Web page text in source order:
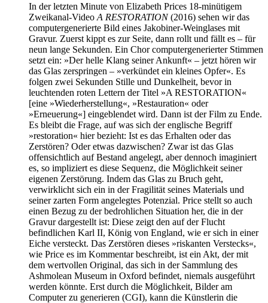
In der letzten Minute von Elizabeth Prices 18-minütigem
Zweikanal-Video A RESTORATION(2016) sehen wir das
computergenerierte Bild eines Jakobiner-Weinglases mit
Gravur. Zuerst kippt es zur Seite, dann rollt und fällt es – für
neun lange Sekunden. Ein Chor computergenerierter Stimmen
setzt ein: »Der helle Klang seiner Ankunft« – jetzt hören wir
das Glas zerspringen – »verkündet ein kleines Opfer«. Es
folgen zwei Sekunden Stille und Dunkelheit, bevor in
leuchtenden roten Lettern der Titel »A RESTORATION«
[eine »Wiederherstellung«, »Restauration« oder
»Erneuerung«] eingeblendet wird. Dann ist der Film zu Ende.
Es bleibt die Frage, auf was sich der englische Begriff
»restoration« hier bezieht: Ist es das Erhalten oder das
Zerstören? Oder etwas dazwischen? Zwar ist das Glas
offensichtlich auf Bestand angelegt, aber dennoch imaginiert
es, so impliziert es diese Sequenz, die Möglichkeit seiner
eigenen Zerstörung. Indem das Glas zu Bruch geht,
verwirklicht sich ein in der Fragilität seines Materials und
seiner zarten Form angelegtes Potenzial. Price stellt so auch
einen Bezug zu der bedrohlichen Situation her, die in der
Gravur dargestellt ist: Diese zeigt den auf der Flucht
befindlichen Karl II, König von England, wie er sich in einer
Eiche versteckt. Das Zerstören dieses »riskanten Verstecks«,
wie Price es im Kommentar beschreibt, ist ein Akt, der mit
dem wertvollen Original, das sich in der Sammlung des
Ashmolean Museum in Oxford befindet, niemals ausgeführt
werden könnte. Erst durch die Möglichkeit, Bilder am
Computer zu generieren (CGI), kann die Künstlerin die